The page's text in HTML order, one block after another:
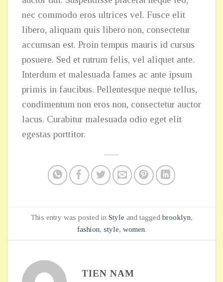
nec commodo eros ultrices vel. Fusce elit
libero, aliquam quis libero non, consectetur
accumsan est. Proin tempus mauris id cursus
posuere. Sed et rutrum felis, vel aliquet ante.
Interdum et malesuada fames ac ante ipsum
primis in faucibus. Pellentesque neque tellus,
condimentum non eros non, consectetur auctor
lacus. Curabitur malesuada odio eget elit
egestas porttitor.
This entry was posted in Style and tagged brooklyn,
fashion, style, women.
TIEN NAM